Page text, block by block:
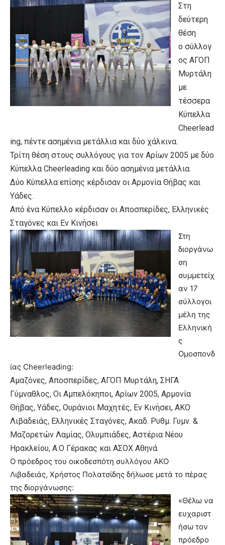
Στη
δεύτερη
θέση
ο σύλλογ
ος ΑΓΟΠ
Μυρτάλη
με
τέσσερα
Κύπελλα
Cheerlead
ing, πέντε ασημένια μετάλλια και δύο χάλκινα.
Τρίτη θέση στους συλλόγους για τον Αρίων 2005 με δύο
Κύπελλα Cheerleading και δύο ασημένια μετάλλια.
Δύο Κύπελλα επίσης κέρδισαν οι Αρμονία Θήβας και
Υάδες.
Από ένα Κύπελλο κέρδισαν οι Αποσπερίδες, Ελληνικές
Σταγόνες και Εν Κινήσει
Στη
διοργάνω
ση
συμμετείχ
αν 17
σύλλογοι
μέλη της
Ελληνική
ς
Ομοσπονδ
ίας Cheerleading:
Αμαζόνες, Αποσπερίδες, ΑΓΟΠ Μυρτάλη, ΣΗΓΑ
Γύμναθλος, Οι Αμπελόκηποι, Αρίων 2005, Αρμονία
Θήβας, Υάδες, Ουράνιοι Μαχητές, Εν Κινήσει, ΑΚΟ
Λιβαδειάς, Ελληνικές Σταγόνες, Ακαδ. Ρυθμ. Γυμν. &
Μαζορετών Λαμίας, Ολυμπιάδες, Αστέρια Νέου
Ηρακλείου, Α.Ο Γέρακας και ΑΣΟΧ Αθηνά.
Ο πρόεδρος του οικοδεσπότη συλλόγου ΑΚΟ
Λιβαδειάς, Χρήστος Πολατσίδης δήλωσε μετά το πέρας
της διοργάνωσης:
«Θέλω να
ευχαριστ
ήσω τον
πρόεδρο